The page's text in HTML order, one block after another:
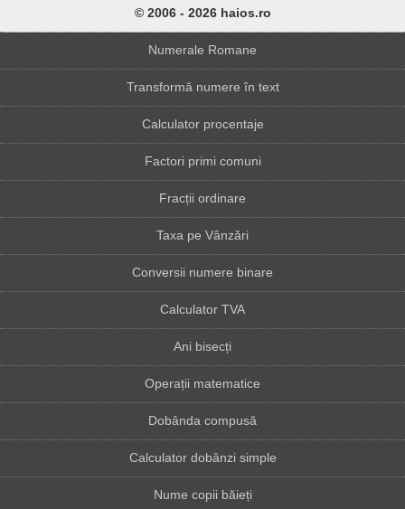
© 2006 - 2026 haios.ro
Numerale Romane
Transformă numere în text
Calculator procentaje
Factori primi comuni
Fracții ordinare
Taxa pe Vânzări
Conversii numere binare
Calculator TVA
Ani bisecți
Operații matematice
Dobânda compusă
Calculator dobânzi simple
Nume copii băieți